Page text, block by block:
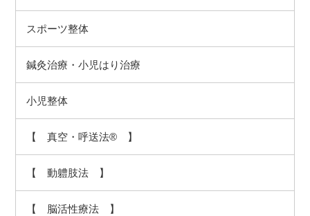
スポーツ整体
鍼灸治療・小児はり治療
小児整体
【 真空・呼送法® 】
【 動軆肢法 】
【 脳活性療法 】